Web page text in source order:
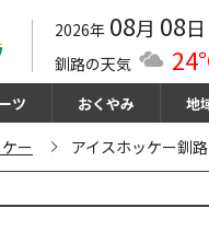
2026年 08月 08日
釧路の天気
ツ おくやみ 地
ー アイスホッケー釧